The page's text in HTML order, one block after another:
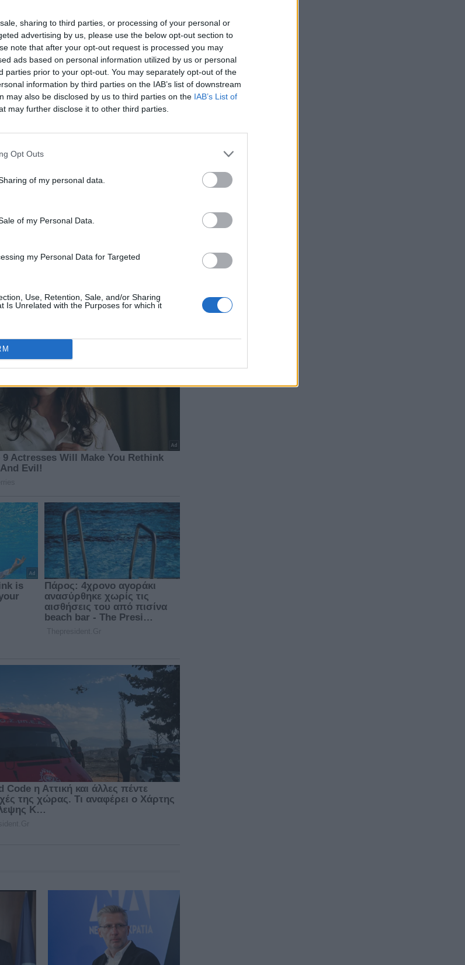
sharing to third parties, or processing of your personal or
advertising by us, please use the below opt-out section to
note that after your opt-out request is processed you may
ads based on personal information utilized by us or personal
parties prior to your opt-out. You may separately opt-out of the
information by third parties on the IAB’s list of downstream
may also be disclosed by us to third parties on the IAB’s List of
may further disclose it to other third parties.
Opt Outs
of my personal data.
of my Personal Data.
my Personal Data for Targeted
Use, Retention, Sale, and/or Sharing
Is Unrelated with the Purposes for which it